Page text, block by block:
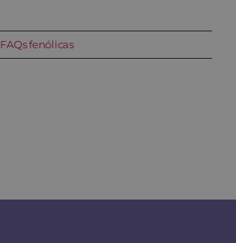
FAQs fenólicas